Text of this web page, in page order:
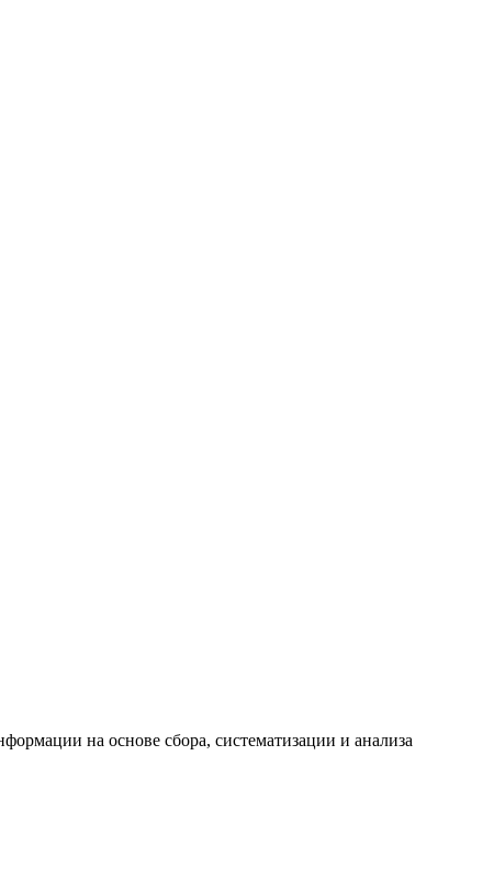
на основе сбора, систематизации и анализа